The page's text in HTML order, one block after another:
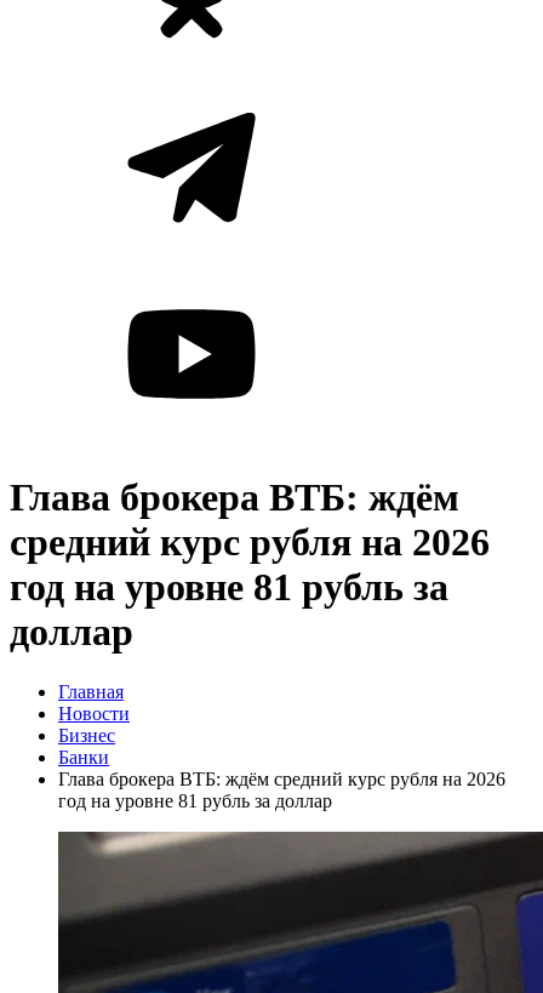
Глава брокера ВТБ: ждём
средний курс рубля на 2026
год на уровне 81 рубль за
доллар
Главная
Новости
Бизнес
Банки
Глава брокера ВТБ: ждём средний курс рубля на 2026
год на уровне 81 рубль за доллар